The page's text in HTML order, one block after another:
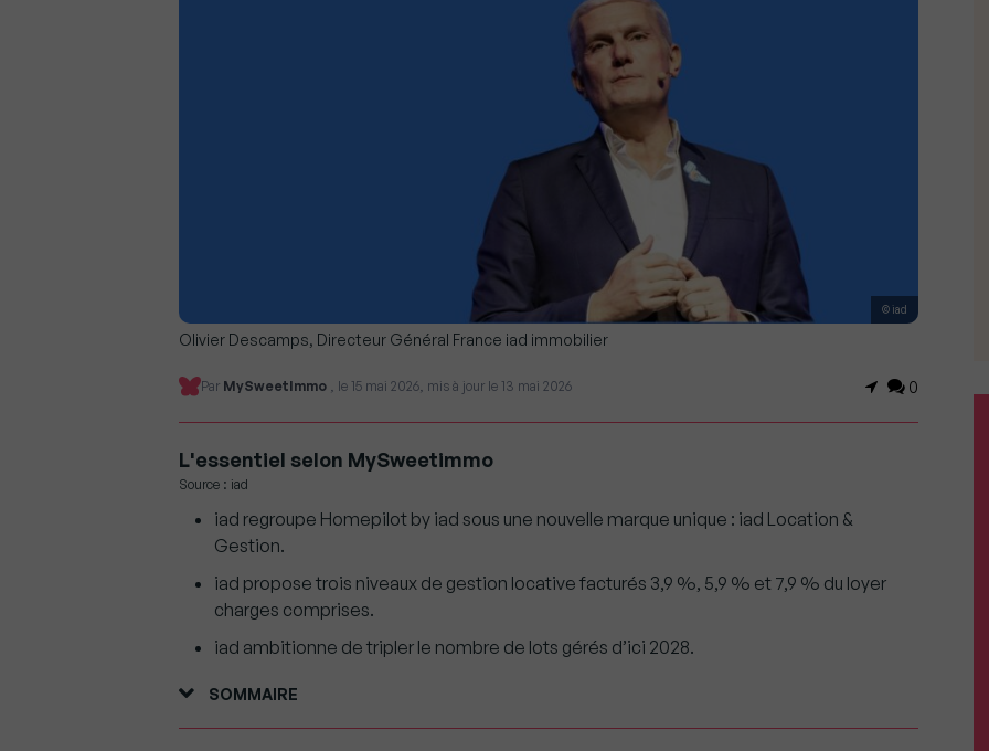
© iad
Olivier Descamps, Directeur Général France iad immobilier
Par MySweetImmo , le 15 mai 2026, mis à jour le 13 mai 2026 0
L'essentiel selon MySweetimmo
Source : iad
iad regroupe Homepilot by iad sous une nouvelle marque unique : iad Location &
Gestion.
iad propose trois niveaux de gestion locative facturés 3,9 %, 5,9 % et 7,9 % du loyer
charges comprises.
iad ambitionne de tripler le nombre de lots gérés d’ici 2028.
SOMMAIRE